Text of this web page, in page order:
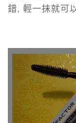
錯, 輕一抹就可